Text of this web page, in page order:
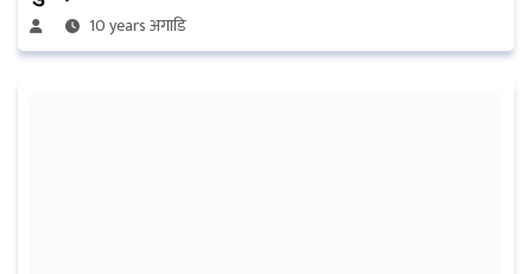
10 years अगाडि